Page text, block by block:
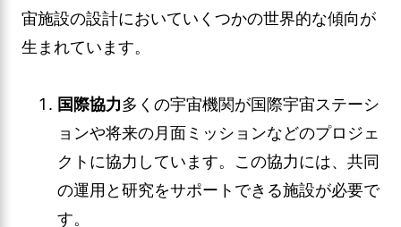
宙施設の設計においていくつかの世界的な傾向が
生まれています。
国際協力多くの宇宙機関が国際宇宙ステーシ
ョンや将来の月面ミッションなどのプロジェ
クトに協力しています。この協力には、共同
の運用と研究をサポートできる施設が必要で
す。